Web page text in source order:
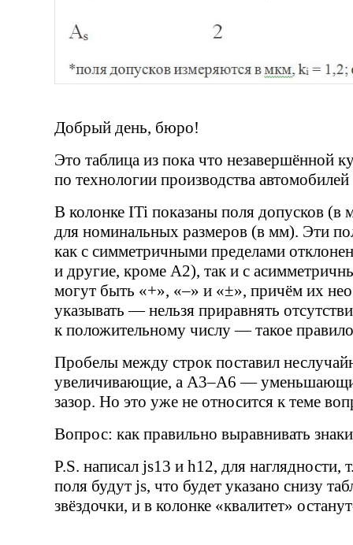
Добрый день, бюро!
Это таблица из пока что незавершённой
по технологии производства
В колонке ITi показаны поля допусков (в
для номинальных размеров (в мм). Эти
как с симметричными пределами
и другие, кроме А2), так и с
могут быть «+», «–» и «±», причём их
указывать — нельзя приравнять
к положительному числу — такое
Пробелы между строк поставил
увеличивающие, а А3–А6 —
зазор. Но это уже не относится к теме
Вопрос: как правильно выравнивать
P.S. написал js13 и h12, для наглядности,
поля будут js, что будет указано снизу
звёздочки, и в колонке «квалитет»